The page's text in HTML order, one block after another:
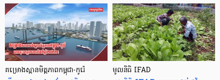
គម្រោងស្ពានមិត្តភាពកម្ពុជា-កូរ៉េ មូលនិធិ IFAD